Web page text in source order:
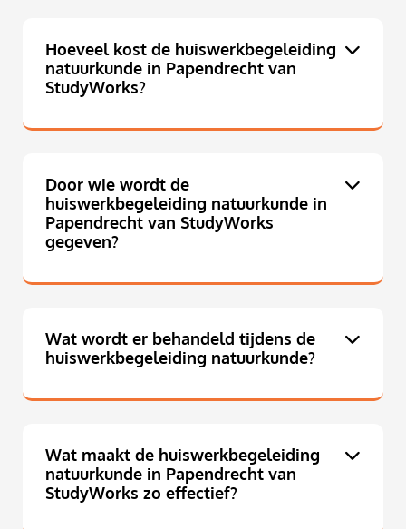
Hoeveel kost de huiswerkbegeleiding
natuurkunde in Papendrecht van
StudyWorks?
Door wie wordt de
huiswerkbegeleiding natuurkunde in
Papendrecht van StudyWorks
gegeven?
Wat wordt er behandeld tijdens de
huiswerkbegeleiding natuurkunde?
Wat maakt de huiswerkbegeleiding
natuurkunde in Papendrecht van
StudyWorks zo effectief?